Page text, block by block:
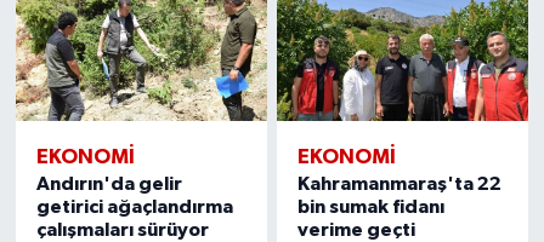
EKONOMİ
Andırın'da gelir
getirici ağaçlandırma
çalışmaları sürüyor
EKONOMİ
Kahramanmaraş'ta 22
bin sumak fidanı
verime geçti